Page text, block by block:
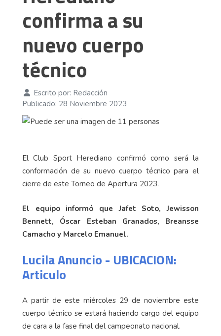
confirma a su
nuevo cuerpo
técnico
Escrito por: Redacción
Publicado: 28 Noviembre 2023
El Club Sport Herediano confirmó como será la
conformación de su nuevo cuerpo técnico para el
cierre de este Torneo de Apertura 2023.
El equipo informó que Jafet Soto, Jewisson
Bennett, Óscar Esteban Granados, Breansse
Camacho y Marcelo Emanuel.
Lucila Anuncio - UBICACION:
Articulo
A partir de este miércoles 29 de noviembre este
cuerpo técnico se estará haciendo cargo del equipo
de cara a la fase final del campeonato nacional.